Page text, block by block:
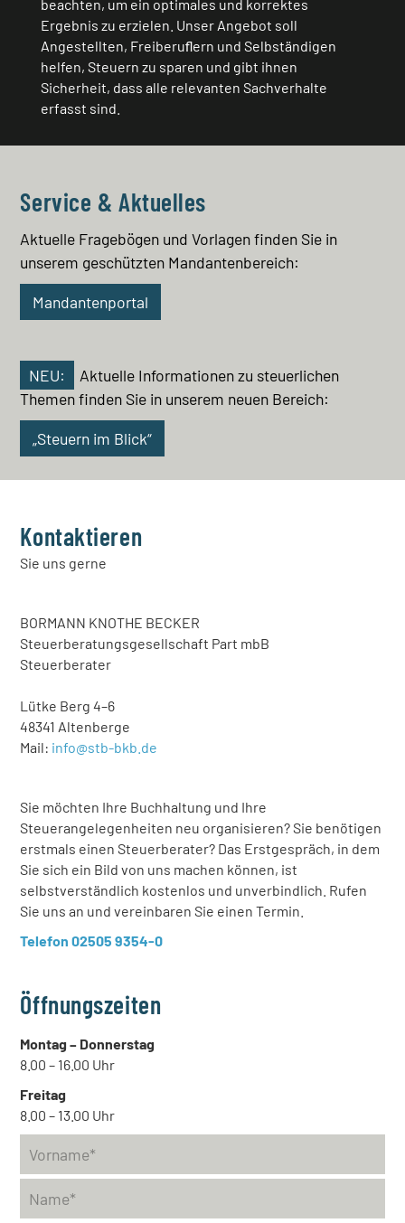
beachten, um ein optimales und korrektes
Ergebnis zu erzielen. Unser Angebot soll
Angestellten, Freiberuﬂern und Selbständigen
helfen, Steuern zu sparen und gibt ihnen
Sicherheit, dass alle relevanten Sachverhalte
erfasst sind.
Service & Aktuelles
Aktuelle Fragebögen und Vorlagen finden Sie in
unserem geschützten Mandantenbereich:
Mandantenportal
NEU:
Aktuelle Informationen zu steuerlichen
Themen finden Sie in unserem neuen Bereich:
„Steuern im Blick“
Kontaktieren
Sie uns gerne
BORMANN KNOTHE BECKER
Steuerberatungsgesellschaft Part mbB
Steuerberater
Lütke Berg 4–6
48341 Altenberge
Mail: info@stb-bkb.de
Sie möchten Ihre Buchhaltung und Ihre
Steuerangelegenheiten neu organisieren? Sie benötigen
erstmals einen Steuerberater? Das Erstgespräch, in dem
Sie sich ein Bild von uns machen können, ist
selbstverständlich kostenlos und unverbindlich. Rufen
Sie uns an und vereinbaren Sie einen Termin.
Telefon 02505 9354-0
Öffnungszeiten
Montag – Donnerstag
8.00 – 16.00 Uhr
Freitag
8.00 – 13.00 Uhr